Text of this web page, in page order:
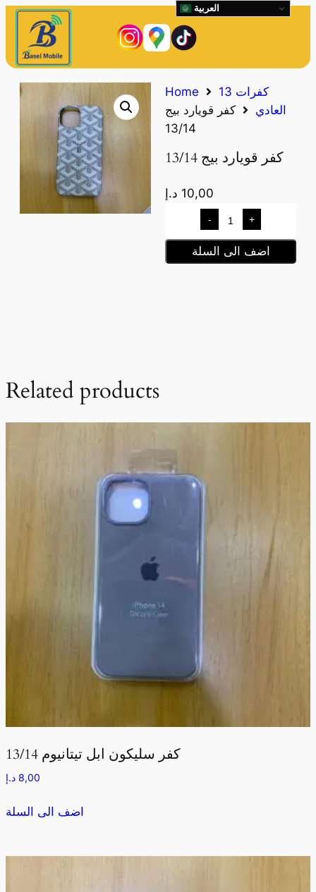
Home
كفرات 13
العادي
كفر قويارد بيج
13/14
كفر قويارد بيج 13/14
10,00 د.إ
- +
اضف الى السلة
Related products
كفر سليكون ابل تيتانيوم 13/14
8,00 د.إ
اضف الى السلة
العربية